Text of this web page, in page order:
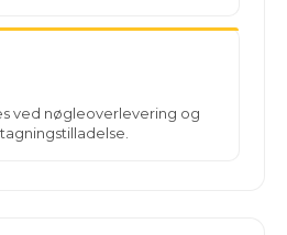
ved nøgleoverlevering og